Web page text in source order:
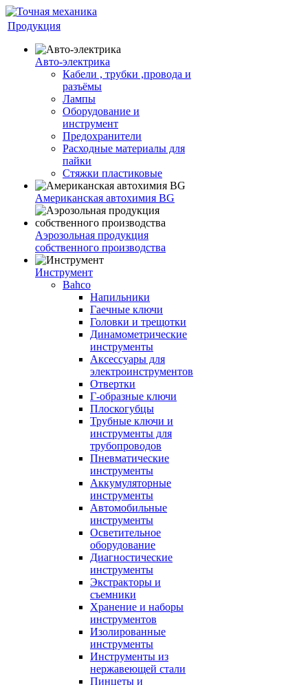
Продукция
Авто-электрика
Кабели , трубки ,провода и
разъёмы
Лампы
Оборудование и
инструмент
Предохранители
Расходные материалы для
пайки
Стяжки пластиковые
Американская автохимия BG
Аэрозольная продукция
собственного производства
Инструмент
Bahco
Напильники
Гаечные ключи
Головки и трещотки
Динамометрические
инструменты
Аксессуары для
электроинструментов
Отвертки
Г-образные ключи
Плоскогубцы
Трубные ключи и
инструменты для
трубопроводов
Пневматические
инструменты
Аккумуляторные
инструменты
Автомобильные
инструменты
Осветительное
оборудование
Диагностические
инструменты
Экстракторы и
съемники
Хранение и наборы
инструментов
Изолированные
инструменты
Инструменты из
нержавеющей стали
Пинцеты и